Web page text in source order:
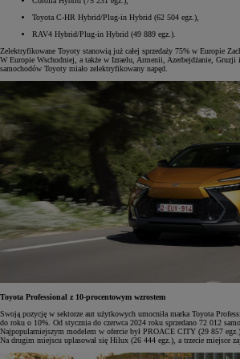
Toyota C-HR Hybrid/Plug-in Hybrid (62 504 egz.),
RAV4 Hybrid/Plug-in Hybrid (49 889 egz.).
Zelektryfikowane Toyoty stanowią już całej sprzedaży 75% w Europie
W Europie Wschodniej, a także w Izraelu, Armenii, Azerbejdżanie, Gruzji
samochodów Toyoty miało zelektryfikowany napęd.
Toyota Professional z 10-procentowym wzrostem
Swoją pozycję w sektorze aut użytkowych umocniła marka Toyota
do roku o 10%. Od stycznia do czerwca 2024 roku sprzedano 72 012
Najpopularniejszym modelem w ofercie był PROACE CITY (29 857
Na drugim miejscu uplasował się Hilux (26 444 egz.), a trzecie miejsce